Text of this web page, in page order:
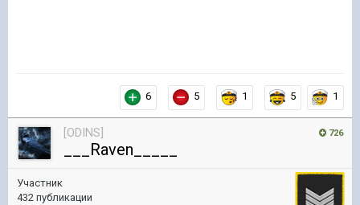
6 5 1 5 1
726
[ODINS]
___Raven_____
Участник
432 публикации